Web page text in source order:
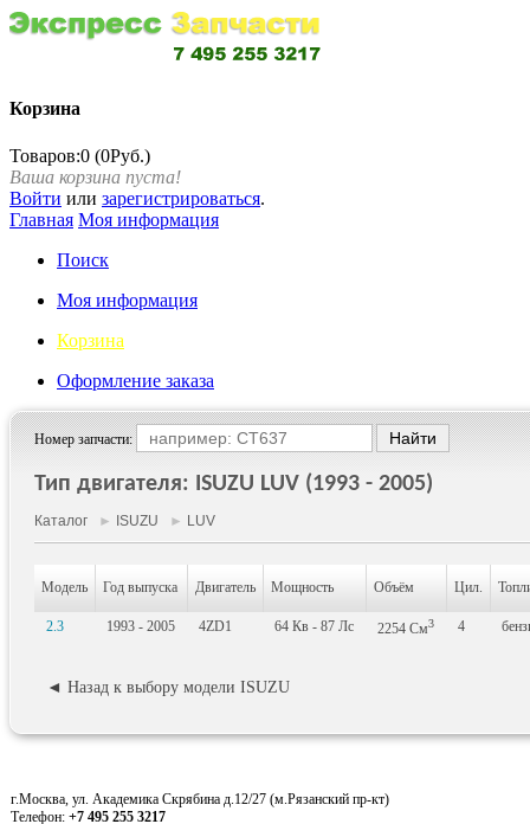
Корзина
Товаров:0 (0Руб.)
Ваша корзина пуста!
Войти или зарегистрироваться.
Главная Моя информация
Поиск
Моя информация
Корзина
Оформление заказа
Номер запчасти:
Тип двигателя: ISUZU LUV (1993 - 2005)
Каталог ► ISUZU ► LUV
Модель Год выпуска Двигатель Мощность Объём Цил.
2.3 1993 - 2005 4ZD1 64 Кв - 87 Лс 2254 См3 4
◄ Назад к выбору модели ISUZU
г.Москва, ул. Академика Скрябина д.12/27 (м.Рязанский пр-кт)
Телефон: +7 495 255 3217